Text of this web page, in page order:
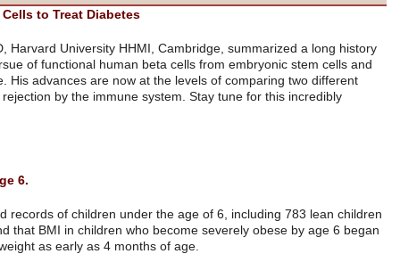
Creating Human Beta Cells to Treat Diabetes
Douglas A. Melton, PhD, Harvard University
of basic research in pursue of functional human
he has came very close. His advances are now at
models to escape graft rejection by the immune
BMI in infancy may predict obesity at age 6.
Research presented at Endo2016 analyzed records of children under
and 480 severely obese children, and found that BMI in children who
to differ from children who remain normal weight as early as 4 months